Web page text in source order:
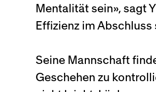
Mentalität sein», sagt
Effizienz im Abschluss
Seine Mannschaft
Geschehen zu